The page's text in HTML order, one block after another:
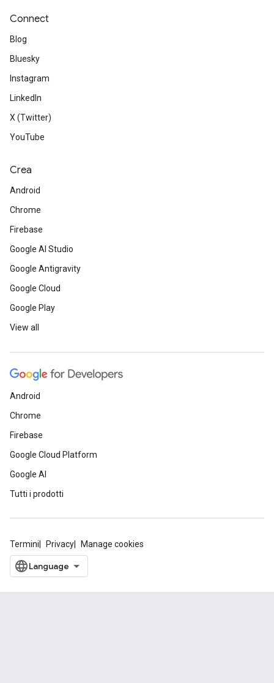
Connect
Blog
Bluesky
Instagram
LinkedIn
X (Twitter)
YouTube
Crea
Android
Chrome
Firebase
Google AI Studio
Google Antigravity
Google Cloud
Google Play
View all
Android
Chrome
Firebase
Google Cloud Platform
Google AI
Tutti i prodotti
Termini Privacy Manage cookies